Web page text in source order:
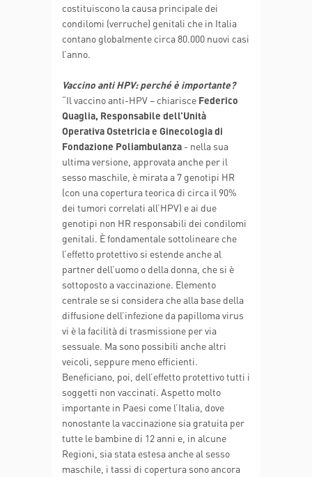
costituiscono la causa principale dei
condilomi (verruche) genitali che in Italia
contano globalmente circa 80.000 nuovi casi
l’anno.
Vaccino anti HPV: perché è importante?
“Il vaccino anti-HPV – chiarisce Federico
Quaglia, Responsabile dell’Unità
Operativa Ostetricia e Ginecologia di
Fondazione Poliambulanza - nella sua
ultima versione, approvata anche per il
sesso maschile, è mirata a 7 genotipi HR
(con una copertura teorica di circa il 90%
dei tumori correlati all’HPV) e ai due
genotipi non HR responsabili dei condilomi
genitali. È fondamentale sottolineare che
l’effetto protettivo si estende anche al
partner dell’uomo o della donna, che si è
sottoposto a vaccinazione. Elemento
centrale se si considera che alla base della
diffusione dell’infezione da papilloma virus
vi è la facilità di trasmissione per via
sessuale. Ma sono possibili anche altri
veicoli, seppure meno efficienti.
Beneficiano, poi, dell’effetto protettivo tutti i
soggetti non vaccinati. Aspetto molto
importante in Paesi come l’Italia, dove
nonostante la vaccinazione sia gratuita per
tutte le bambine di 12 anni e, in alcune
Regioni, sia stata estesa anche al sesso
maschile, i tassi di copertura sono ancora